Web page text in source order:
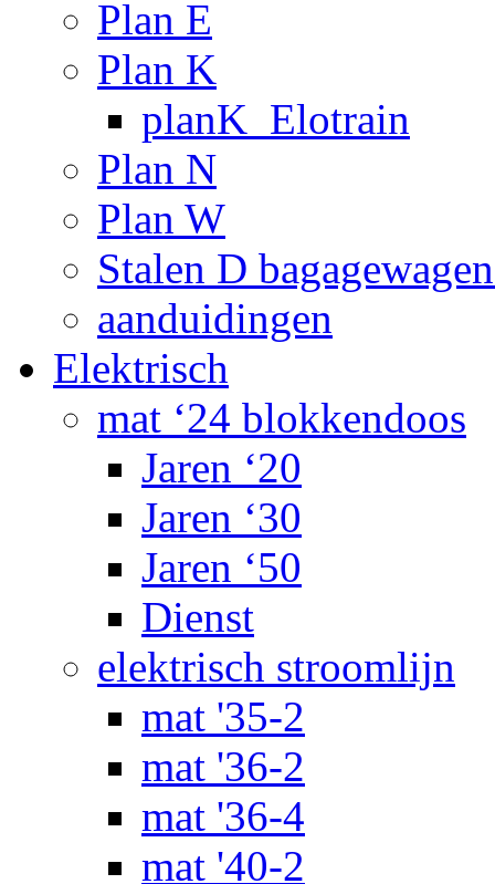
Plan E
Plan K
planK_Elotrain
Plan N
Plan W
Stalen D
aanduidingen
Elektrisch
mat ‘24 blokkendoos
Jaren ‘20
Jaren ‘30
Jaren ‘50
Dienst
elektrisch stroomlijn
mat '35-2
mat '36-2
mat '36-4
mat '40-2